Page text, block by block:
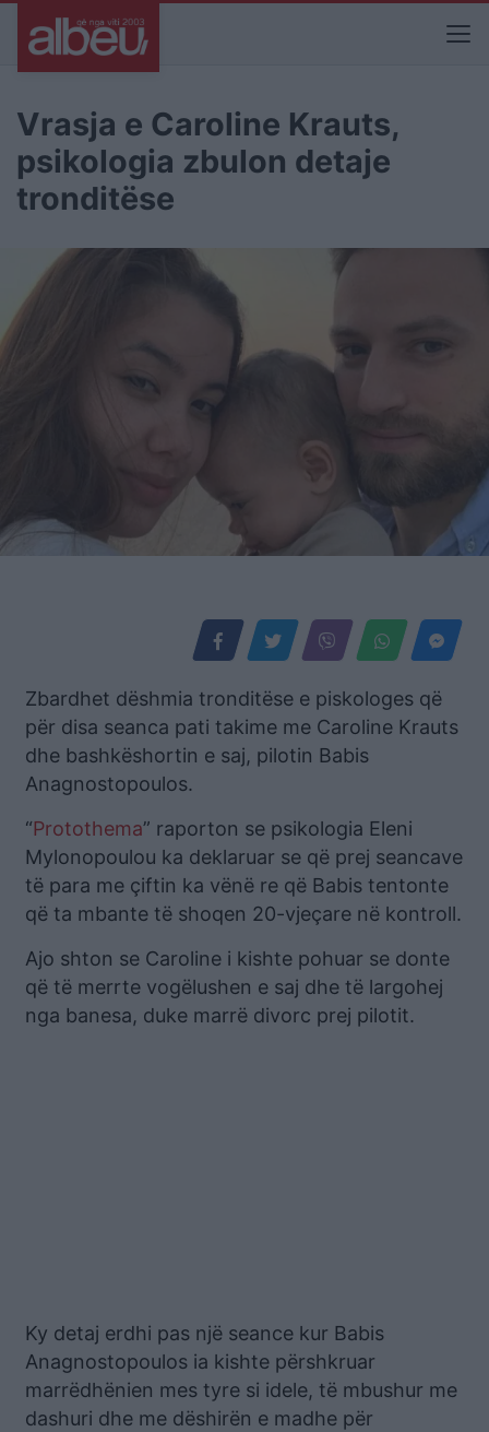
Vrasja e Caroline Krauts,
psikologia zbulon detaje
tronditëse
Zbardhet dëshmia tronditëse e piskologes që
për disa seanca pati takime me Caroline Krauts
dhe bashkëshortin e saj, pilotin Babis
Anagnostopoulos.
“Protothema” raporton se psikologia Eleni
Mylonopoulou ka deklaruar se që prej seancave
të para me çiftin ka vënë re që Babis tentonte
që ta mbante të shoqen 20-vjeçare në kontroll.
Ajo shton se Caroline i kishte pohuar se donte
që të merrte vogëlushen e saj dhe të largohej
nga banesa, duke marrë divorc prej pilotit.
Ky detaj erdhi pas një seance kur Babis
Anagnostopoulos ia kishte përshkruar
marrëdhënien mes tyre si idele, të mbushur me
dashuri dhe me dëshirën e madhe për